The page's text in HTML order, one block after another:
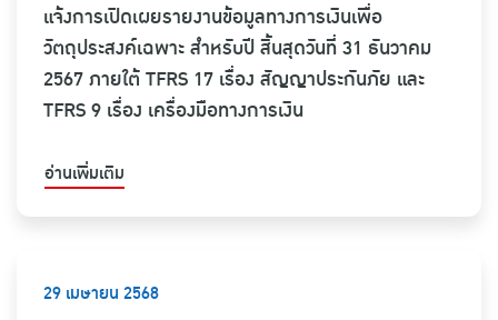
แจ้งการเปิดเผยรายงานข้อมูลทางการเงินเพื่อ
วัตถุประสงค์เฉพาะ สำหรับปี สิ้นสุดวันที่ 31 ธันวาคม
2567 ภายใต้ TFRS 17 เรื่อง สัญญาประกันภัย และ
TFRS 9 เรื่อง เครื่องมือทางการเงิน
อ่านเพิ่มเติม
29 เมษายน 2568